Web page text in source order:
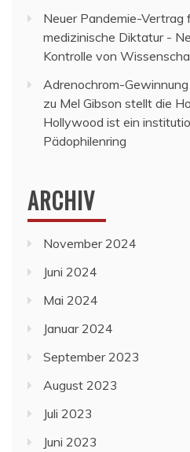
Neuer Pandemie-
medizinische Diktatur -
Kontrolle von
Adrenochrom-
zu Mel Gibson stellt die
Hollywood ist ein
Pädophilenring
ARCHIV
November 2024
Juni 2024
Mai 2024
Januar 2024
September 2023
August 2023
Juli 2023
Juni 2023